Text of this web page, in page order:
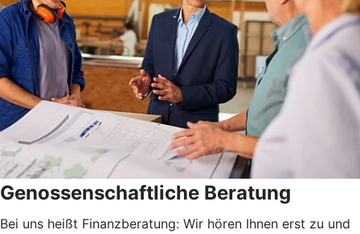
Genossenschaftliche Beratung
Bei uns heißt Finanzberatung: Wir hören Ihnen erst zu und